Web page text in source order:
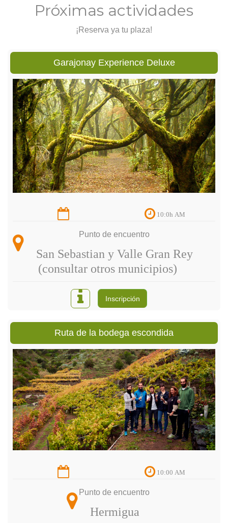
Próximas actividades
¡Reserva ya tu plaza!
Garajonay Experience Deluxe
10:0h AM
Punto de encuentro
San Sebastian y Valle Gran Rey
(consultar otros municipios)
Inscripción
Ruta de la bodega escondida
10:00 AM
Punto de encuentro
Hermigua